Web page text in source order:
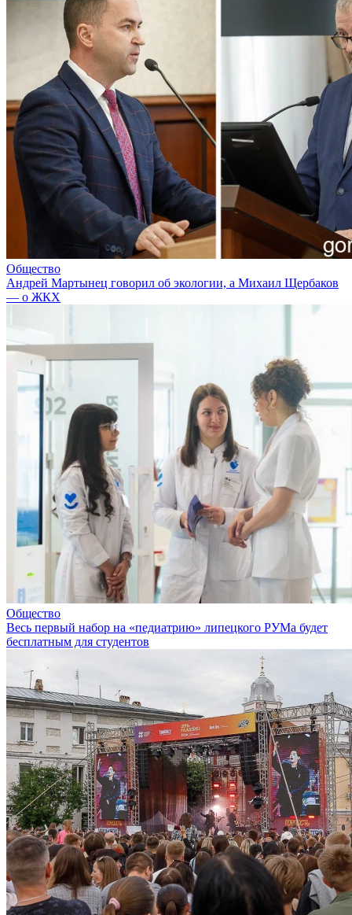
Общество
Андрей Мартынец говорил об экологии, а Михаил Щербаков
— о ЖКХ
Общество
Весь первый набор на «педиатрию» липецкого РУМа будет
бесплатным для студентов